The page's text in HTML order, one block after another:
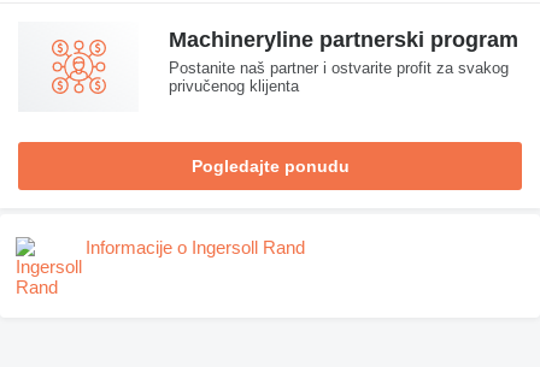
Machineryline partnerski program
Postanite naš partner i ostvarite profit za svakog
privučenog klijenta
Pogledajte ponudu
Informacije o Ingersoll Rand